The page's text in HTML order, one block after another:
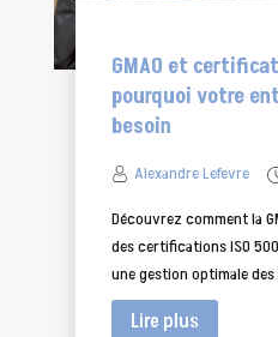
GMAO et
pourquoi votre
besoin
Alexandre Lefevre
Découvrez comment la
des certifications ISO
une gestion optimale
Lire plus